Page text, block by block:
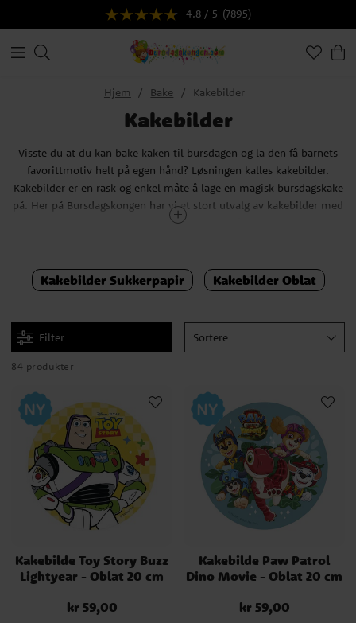
4.8 / 5 (7895)
Hjem Bake Kakebilder
Kakebilder
Visste du at du kan bake kaken til bursdagen og la den få barnets
favorittmotiv helt på egen hånd? Løsningen kalles kakebilder.
Kakebilder er en rask og enkel måte å lage en magisk bursdagskake
på. Her på Bursdagskongen har vi et stort utvalg av kakebilder med
forskjellige morsomme og fargerike motiver å velge mellom. Men
og bedre fargetrykk. Oblatene er ofte litt lysere enn bildene viser.
Vil du ha mer dybde og glans i oblatbildet ditt? Da kan du pensle
Kakebilder Sukkerpapir Kakebilder Oblat
Filter Sortere
84 produkter
Kakebilde Toy Story Buzz
Lightyear - Oblat 20 cm
Pris:kr 59,00
kr 59,00
Kakebilde Paw Patrol
Dino Movie - Oblat 20 cm
Pris:kr 59,00
kr 59,00